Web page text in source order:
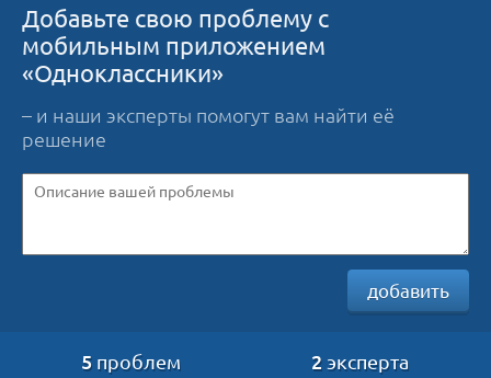
Добавьте свою проблему с
мобильным приложением
«Одноклассники»
– и наши эксперты помогут вам найти её
решение
добавить
5 проблем 2 эксперта